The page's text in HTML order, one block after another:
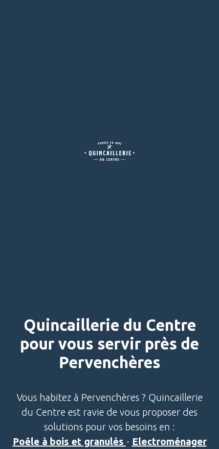
Quincaillerie du Centre
pour vous servir près de
Pervenchères
Vous habitez à Pervenchères ? Quincaillerie
du Centre est ravie de vous proposer des
solutions pour vos besoins en :
Poêle à bois et granulés - Electroménager